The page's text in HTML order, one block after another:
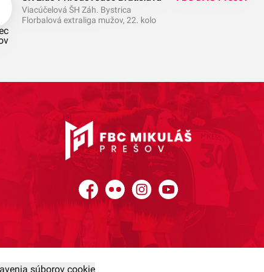
Viacúčelová ŠH Záh. Bystrica
Florbalová extraliga mužov, 22. kolo
Facebook
Flickr InstagramYouTube
súborov cookie